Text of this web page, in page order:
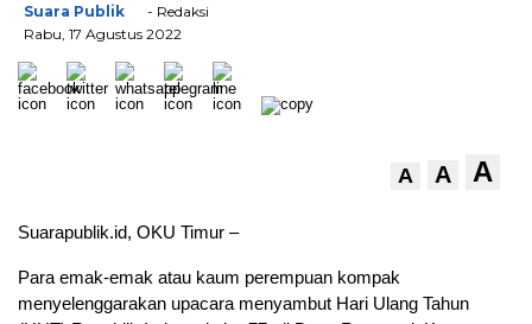
Suara Publik
- Redaksi
Rabu, 17 Agustus 2022
A A A
Suarapublik.id, OKU Timur –
Para emak-emak atau kaum perempuan kompak
menyelenggarakan upacara menyambut Hari Ulang Tahun